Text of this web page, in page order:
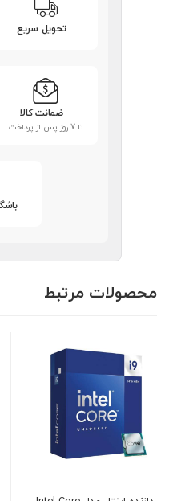
تحویل سریع
ضمانت کالا
تا 7 روز پس از پرداخت
محصولات مرتبط